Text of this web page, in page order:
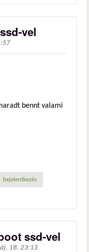
vel
bennt valami
bejelentkezés
ssd-vel
18. 23:13